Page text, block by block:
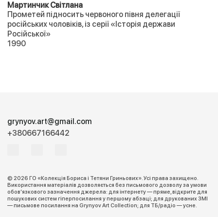
Мартинчик Світлана
Прометей підносить червоного півня делегації
російських чоловіків, із серії «Історія держави
Російської»
1990
grynyov.art@gmail.com
+380667166442
© 2026 ГО «Колекція Бориса і Тетяни Гриньових». Усі права захищено.
Використання матеріалів дозволяється без письмового дозволу за умови
обов’язкового зазначення джерела: для інтернету — пряме, відкрите для
пошукових систем гіперпосилання у першому абзаці; для друкованих ЗМІ
— письмове посилання на Grynyov Art Collection; для ТБ/радіо — усне.